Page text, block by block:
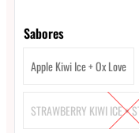
Sabores
Apple Kiwi Ice + Ox Love
STRAWBERRY KIWI ICE +